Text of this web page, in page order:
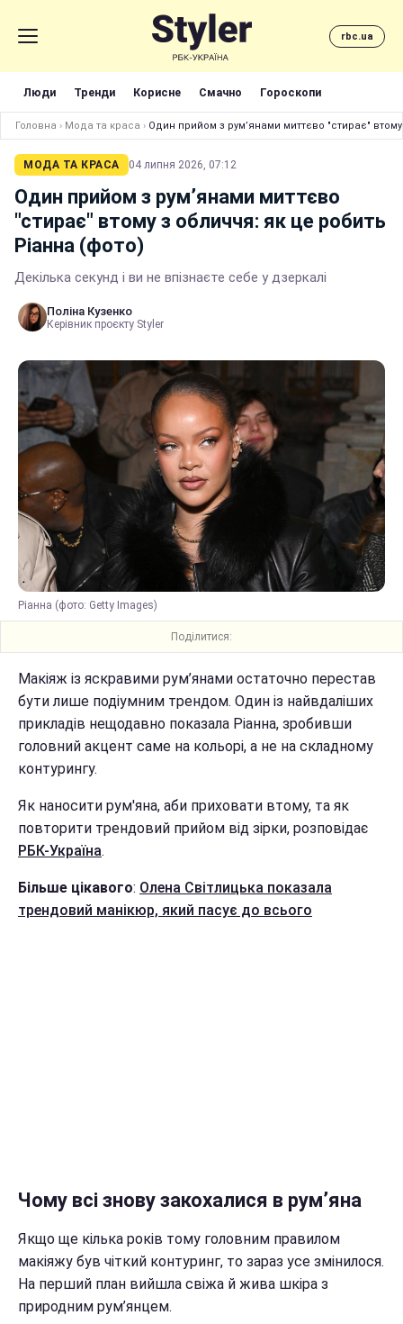
rbc.ua
Люди Тренди Корисне Смачно Гороскопи
Головна › Мода та краса › Один прийом з рум’янами миттєво "стирає"
МОДА ТА КРАСА 04 липня 2026, 07:12
Один прийом з рум’янами миттєво
"стирає" втому з обличчя: як це робить
Ріанна (фото)
Декілька секунд і ви не впізнаєте себе у дзеркалі
Поліна Кузенко
Керівник проєкту Styler
Ріанна (фото: Getty Images)
Поділитися:
Макіяж із яскравими рум’янами остаточно перестав
бути лише подіумним трендом. Один із найвдаліших
прикладів нещодавно показала Ріанна, зробивши
головний акцент саме на кольорі, а не на складному
контурингу.
Як наносити рум'яна, аби приховати втому, та як
повторити трендовий прийом від зірки, розповідає
РБК-Україна.
Більше цікавого: Олена Світлицька показала
трендовий манікюр, який пасує до всього
Чому всі знову закохалися в рум’яна
Якщо ще кілька років тому головним правилом
макіяжу був чіткий контуринг, то зараз усе змінилося.
На перший план вийшла свіжа й жива шкіра з
природним рум’янцем.